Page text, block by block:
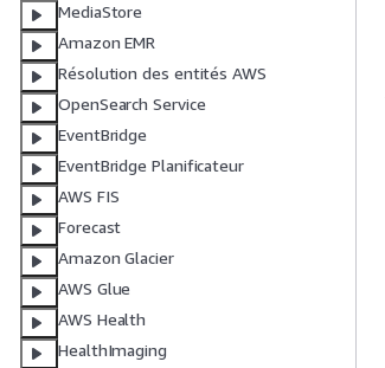
MediaStore
Amazon EMR
Résolution des entités AWS
OpenSearch Service
EventBridge
EventBridge Planificateur
AWS FIS
Forecast
Amazon Glacier
AWS Glue
AWS Health
HealthImaging